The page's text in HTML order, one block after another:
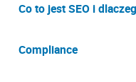
Co to jest SEO i
Compliance